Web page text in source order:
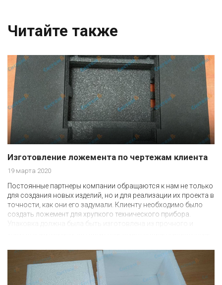
Читайте также
Изготовление ложемента по чертежам клиента
19 марта 2020
Постоянные партнеры компании обращаются к нам не только
для создания новых изделий, но и для реализации их проекта в
точности, как они его задумали. Клиенту необходимо было
создать ложемент для хрупкого технического прибора.
Упаковка должна была быть изготовлена из прочного и
транспортировке, эксплуатации и хранении.